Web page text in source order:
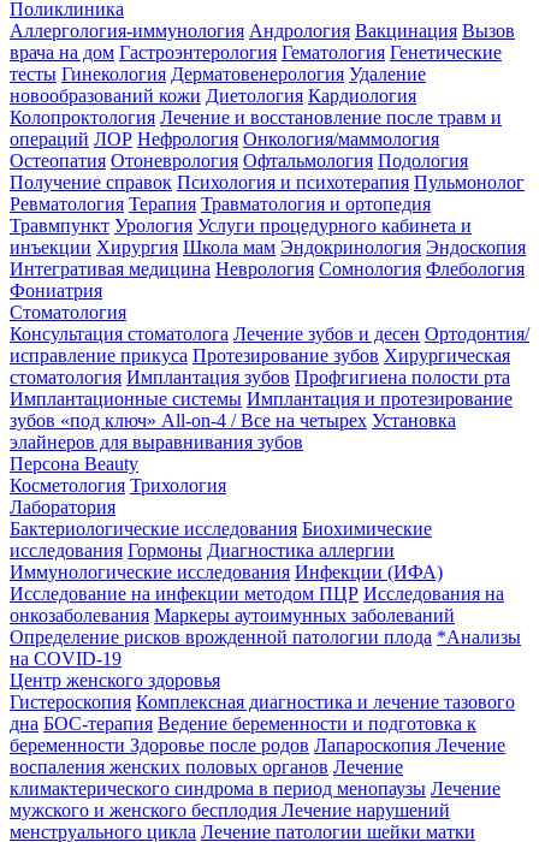
Поликлиника
Аллергология-иммунология Андрология Вакцинация Вызов
врача на дом Гастроэнтерология Гематология Генетические
тесты Гинекология Дерматовенерология Удаление
новообразований кожи Диетология Кардиология
Колопроктология Лечение и восстановление после травм и
операций ЛОР Нефрология Онкология/маммология
Остеопатия Отоневрология Офтальмология Подология
Получение справок Психология и психотерапия Пульмонолог
Ревматология Терапия Травматология и ортопедия
Травмпункт Урология Услуги процедурного кабинета и
инъекции Хирургия Школа мам Эндокринология Эндоскопия
Интегративая медицина Неврология Сомнология Флебология
Фониатрия
Стоматология
Консультация стоматолога Лечение зубов и десен Ортодонтия/
исправление прикуса Протезирование зубов Хирургическая
стоматология Имплантация зубов Профгигиена полости рта
Имплантационные системы Имплантация и протезирование
зубов «под ключ» All-on-4 / Все на четырех Установка
элайнеров для выравнивания зубов
Персона Beauty
Косметология Трихология
Лаборатория
Бактериологические исследования Биохимические
исследования Гормоны Диагностика аллергии
Иммунологические исследования Инфекции (ИФА)
Исследование на инфекции методом ПЦР Исследования на
онкозаболевания Маркеры аутоимунных заболеваний
Определение рисков врожденной патологии плода *Анализы
на COVID-19
Центр женского здоровья
Гистероскопия Комплексная диагностика и лечение тазового
дна БОС-терапия Ведение беременности и подготовка к
беременности Здоровье после родов Лапароскопия Лечение
воспаления женских половых органов Лечение
климактерического синдрома в период менопаузы Лечение
мужского и женского бесплодия Лечение нарушений
менструального цикла Лечение патологии шейки матки